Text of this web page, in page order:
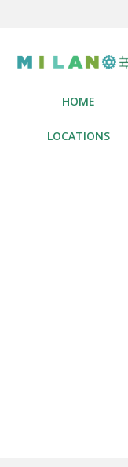
HOME
LOCATIONS